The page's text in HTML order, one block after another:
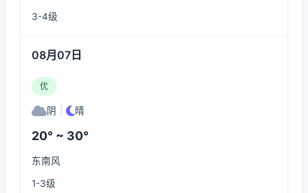
3-4级
08月07日
优
阴 晴
20° ~ 30°
东南风
1-3级